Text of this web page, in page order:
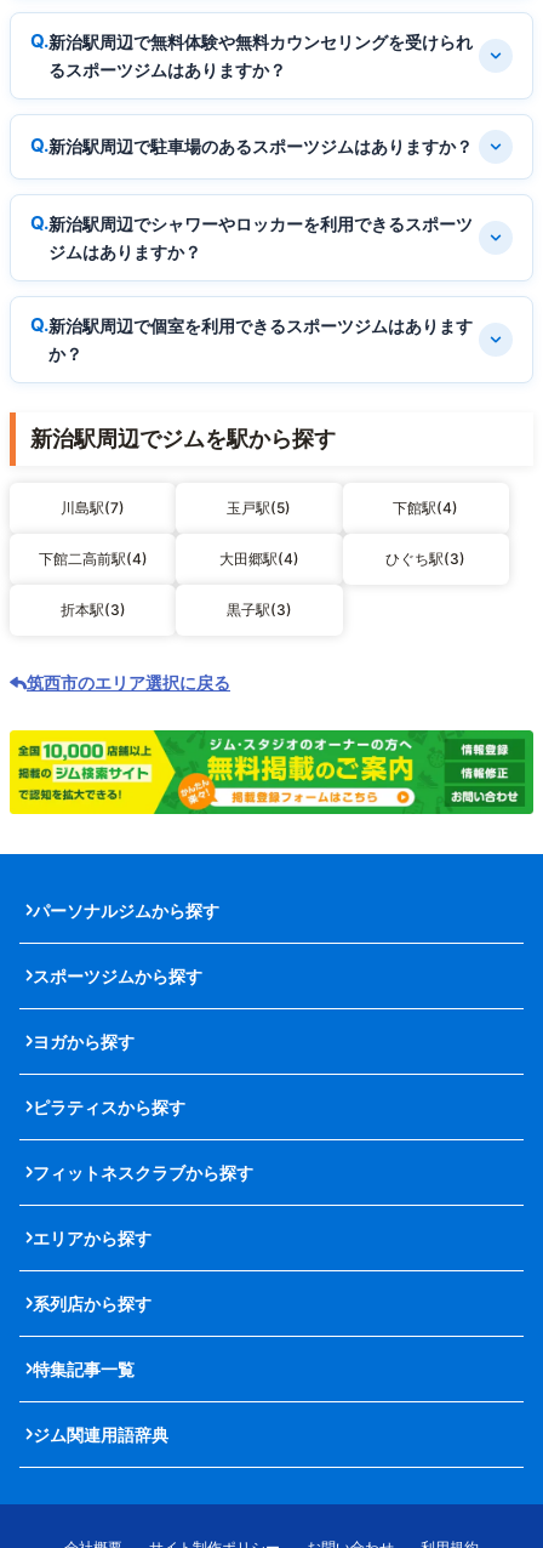
新治駅周辺で無料体験や無料カウンセリングを受けられ
るスポーツジムはありますか？
新治駅周辺で駐車場のあるスポーツジムはありますか？
新治駅周辺でシャワーやロッカーを利用できるスポーツ
ジムはありますか？
新治駅周辺で個室を利用できるスポーツジムはあります
か？
新治駅周辺でジムを駅から探す
川島駅(7) 玉戸駅(5) 下館駅(4)
下館二高前駅(4) 大田郷駅(4) ひぐち駅(3)
折本駅(3) 黒子駅(3)
筑西市のエリア選択に戻る
パーソナルジムから探す
スポーツジムから探す
ヨガから探す
ピラティスから探す
フィットネスクラブから探す
エリアから探す
系列店から探す
特集記事一覧
ジム関連用語辞典